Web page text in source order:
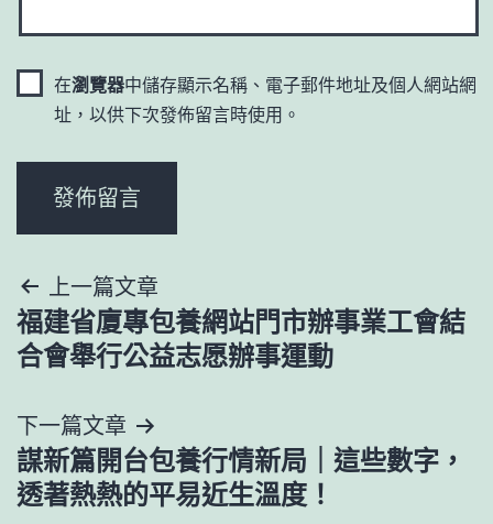
在瀏覽器中儲存顯示名稱、電子郵件地址及個人網站網
址，以供下次發佈留言時使用。
文
章
覽
上一篇文章
福建省廈專包養網站門市辦事業工會結
合會舉行公益志愿辦事運動
下一篇文章
謀新篇開台包養行情新局｜這些數字，
透著熱熱的平易近生溫度！